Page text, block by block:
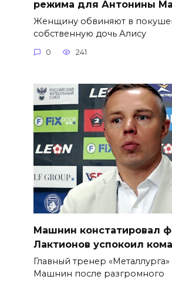
режима для Антонины
Женщину обвиняют в
собственную дочь Алису
0 241
Машнин констатировал
Лактионов успокоил
Главный тренер
Машнин после разгромного